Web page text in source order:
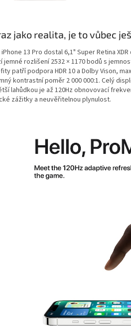
jako realita, je to vůbec
iPhone 13 Pro dostal 6,1" Super Retina
jemné rozlišení 2532 × 1170 bodů s
patří podpora HDR 10 a Dolby Vison,
kontrastní poměr 2 000 000:1. Celý
lahůdkou je až 120Hz obnovovací
zážitky a neuvěřitelnou plynulost.